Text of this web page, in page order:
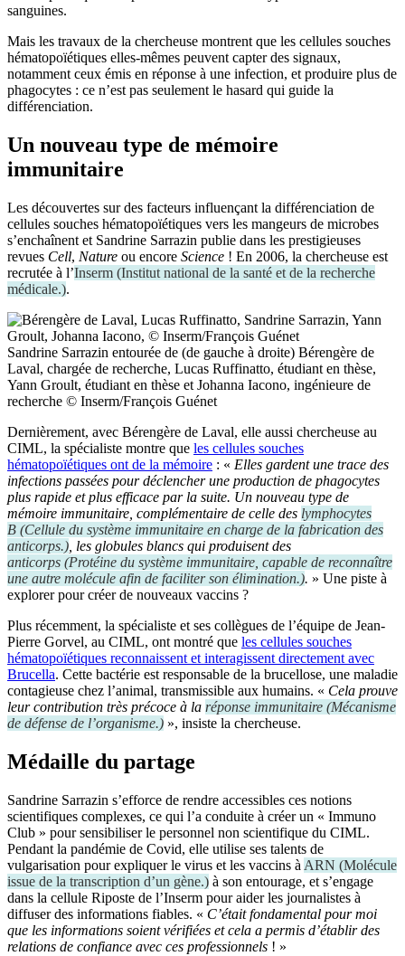
sanguines.
Mais les travaux de la chercheuse montrent que les cellules souches
hématopoïétiques elles-mêmes peuvent capter des signaux,
notamment ceux émis en réponse à une infection, et produire plus de
phagocytes : ce n’est pas seulement le hasard qui guide la
différenciation.
Un nouveau type de mémoire
immunitaire
Les découvertes sur des facteurs influençant la différenciation de
cellules souches hématopoïétiques vers les mangeurs de microbes
s’enchaînent et Sandrine Sarrazin publie dans les prestigieuses
revues Cell, Nature ou encore Science ! En 2006, la chercheuse est
recrutée à l’Inserm (Institut national de la santé et de la recherche
médicale.).
Sandrine Sarrazin entourée de (de gauche à droite) Bérengère de
Laval, chargée de recherche, Lucas Ruffinatto, étudiant en thèse,
Yann Groult, étudiant en thèse et Johanna Iacono, ingénieure de
recherche © Inserm/François Guénet
Dernièrement, avec Bérengère de Laval, elle aussi chercheuse au
CIML, la spécialiste montre que les cellules souches
hématopoïétiques ont de la mémoire : « Elles gardent une trace des
infections passées pour déclencher une production de phagocytes
plus rapide et plus efficace par la suite. Un nouveau type de
mémoire immunitaire, complémentaire de celle des lymphocytes
B (Cellule du système immunitaire en charge de la fabrication des
anticorps.) , les globules blancs qui produisent des
anticorps (Protéine du système immunitaire, capable de reconnaître
une autre molécule afin de faciliter son élimination.). » Une piste à
explorer pour créer de nouveaux vaccins ?
Plus récemment, la spécialiste et ses collègues de l’équipe de Jean-
Pierre Gorvel, au CIML, ont montré que les cellules souches
hématopoïétiques reconnaissent et interagissent directement avec
Brucella. Cette bactérie est responsable de la brucellose, une maladie
contagieuse chez l’animal, transmissible aux humains. « Cela prouve
leur contribution très précoce à la réponse immunitaire (Mécanisme
de défense de l’organisme.) », insiste la chercheuse.
Médaille du partage
Sandrine Sarrazin s’efforce de rendre accessibles ces notions
scientifiques complexes, ce qui l’a conduite à créer un « Immuno
Club » pour sensibiliser le personnel non scientifique du CIML.
Pendant la pandémie de Covid, elle utilise ses talents de
vulgarisation pour expliquer le virus et les vaccins à ARN (Molécule
issue de la transcription d’un gène.) à son entourage, et s’engage
dans la cellule Riposte de l’Inserm pour aider les journalistes à
diffuser des informations fiables. « C’était fondamental pour moi
que les informations soient vérifiées et cela a permis d’établir des
relations de confiance avec ces professionnels ! »